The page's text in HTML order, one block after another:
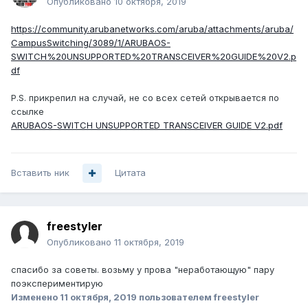
https://community.arubanetworks.com/aruba/attachments/aruba/
CampusSwitching/3089/1/ARUBAOS-
SWITCH%20UNSUPPORTED%20TRANSCEIVER%20GUIDE%20V2.p
df
P.S. прикрепил на случай, не со всех сетей открывается по
ссылке
ARUBAOS-SWITCH UNSUPPORTED TRANSCEIVER GUIDE V2.pdf
Вставить ник Цитата
freestyler
Опубликовано 11 октября, 2019
спасибо за советы. возьму у прова "неработающую" пару
поэкспериментирую
Изменено 11 октября, 2019 пользователем freestyler